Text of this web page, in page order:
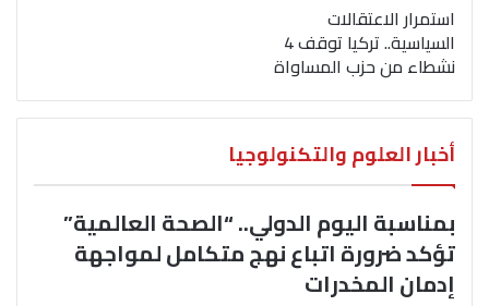
استمرار الاعتقالات
السياسية.. تركيا توقف 4
نشطاء من حزب المساواة
أخبار العلوم والتكنولوجيا
بمناسبة اليوم الدولي.. “الصحة العالمية”
تؤكد ضرورة اتباع نهج متكامل لمواجهة
إدمان المخدرات